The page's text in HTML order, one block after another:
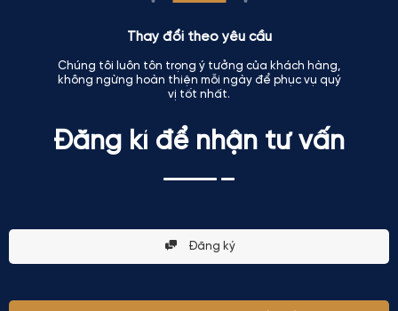
Thay đổi theo yêu cầu
Chúng tôi luôn tôn trọng ý tưởng của khách hàng,
không ngừng hoàn thiện mỗi ngày để phục vụ quý
vị tốt nhất.
Đăng kí để nhận tư vấn
Đăng ký